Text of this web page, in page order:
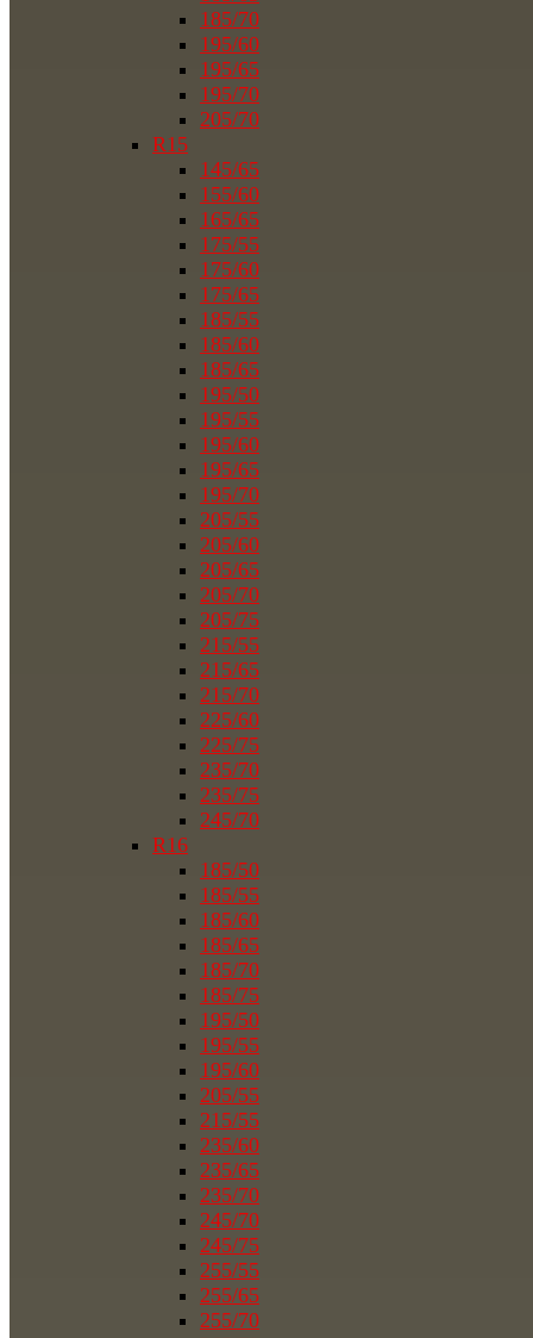
185/70
195/60
195/65
195/70
205/70
R15
145/65
155/60
165/65
175/55
175/60
175/65
185/55
185/60
185/65
195/50
195/55
195/60
195/65
195/70
205/55
205/60
205/65
205/70
205/75
215/55
215/65
215/70
225/60
225/75
235/70
235/75
245/70
R16
185/50
185/55
185/60
185/65
185/70
185/75
195/50
195/55
195/60
205/55
215/55
235/60
235/65
235/70
245/70
245/75
255/55
255/65
255/70